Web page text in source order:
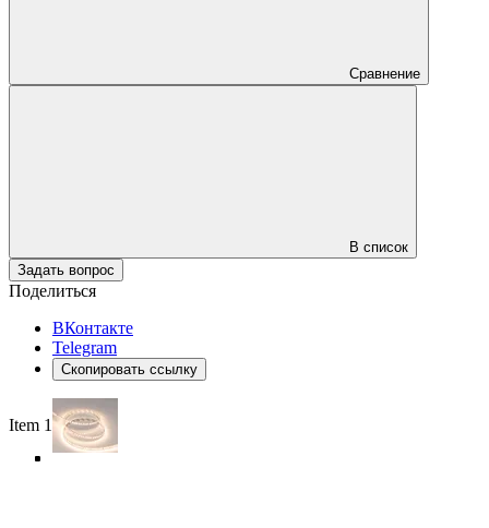
Сравнение
В список
Задать вопрос
Поделиться
ВКонтакте
Telegram
Скопировать ссылку
Item 1 of 5